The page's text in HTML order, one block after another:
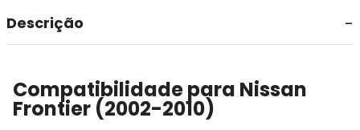
Descrição
Compatibilidade para Nissan
Frontier (2002-2010)